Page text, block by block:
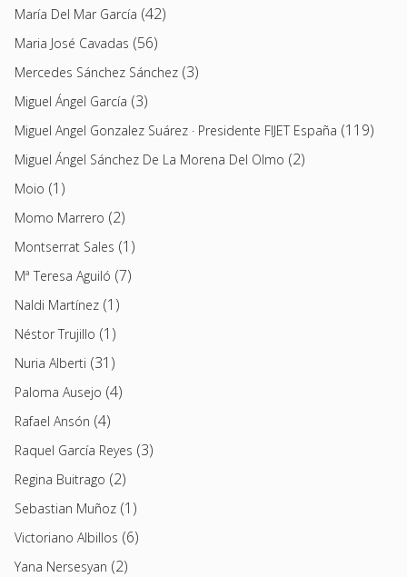
María Del Mar García (42)
Maria José Cavadas (56)
Mercedes Sánchez Sánchez (3)
Miguel Ángel García (3)
Miguel Angel Gonzalez Suárez · Presidente FIJET España (119)
Miguel Ángel Sánchez De La Morena Del Olmo (2)
Moio (1)
Momo Marrero (2)
Montserrat Sales (1)
Mª Teresa Aguiló (7)
Naldi Martínez (1)
Néstor Trujillo (1)
Nuria Alberti (31)
Paloma Ausejo (4)
Rafael Ansón (4)
Raquel García Reyes (3)
Regina Buitrago (2)
Sebastian Muñoz (1)
Victoriano Albillos (6)
Yana Nersesyan (2)